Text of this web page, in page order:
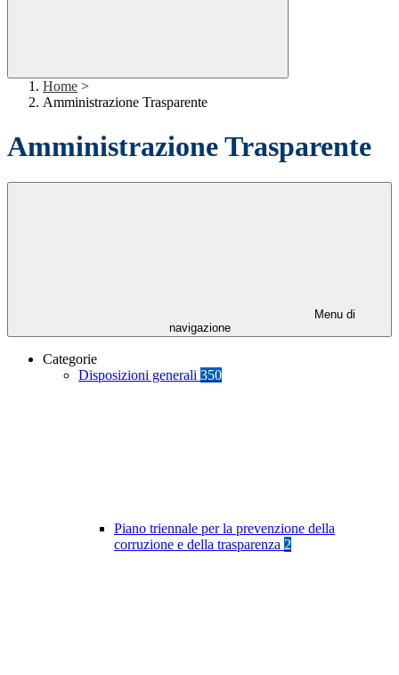
Home >
Amministrazione Trasparente
Amministrazione Trasparente
Menu di
navigazione
Categorie
Disposizioni generali 350
Piano triennale per la prevenzione della
corruzione e della trasparenza 2